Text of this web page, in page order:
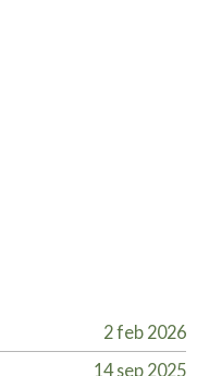
2 feb 2026
14 sep 2025